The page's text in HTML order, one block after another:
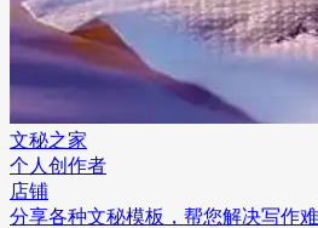
文秘之家
个人创作者
店铺
分享各种文秘模板，帮您解决写作